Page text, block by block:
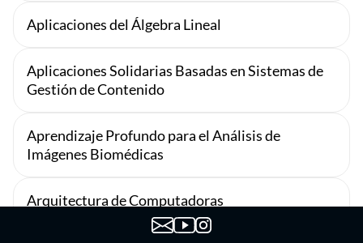
Aplicaciones del Álgebra Lineal
Aplicaciones Solidarias Basadas en Sistemas de
Gestión de Contenido
Aprendizaje Profundo para el Análisis de
Imágenes Biomédicas
Arquitectura de Computadoras